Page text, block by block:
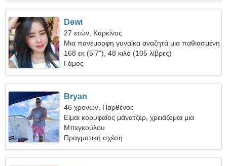
Dewi
27 ετών, Καρκίνος
Μια πανέμορφη γυναίκα αναζητά μια παθιασμένη
σχέση
168 εκ (5'7"), 48 κιλό (105 λίβρες)
Γάμος
Bryan
46 χρονών, Παρθένος
Είμαι κορυφαίος μάνατζερ, χρειάζομαι μια
χαρούμενη γυναίκα
Μπεγκούλου
Πραγματική σχέση